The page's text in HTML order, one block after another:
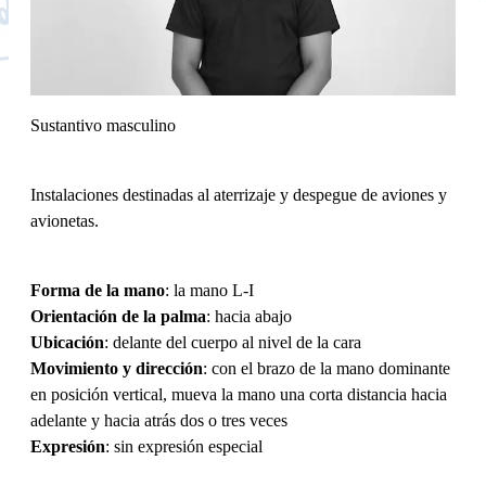
Sustantivo masculino
Instalaciones destinadas al aterrizaje y despegue de aviones y
avionetas.
Forma de la mano: la mano L-I
Orientación de la palma: hacia abajo
Ubicación: delante del cuerpo al nivel de la cara
Movimiento y dirección: con el brazo de la mano dominante
en posición vertical, mueva la mano una corta distancia hacia
adelante y hacia atrás dos o tres veces
Expresión: sin expresión especial